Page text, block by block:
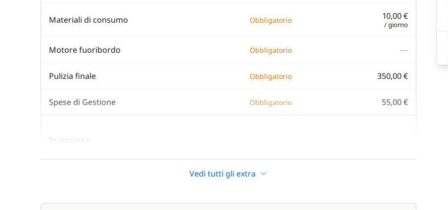
Materiali di consumo Obbligatorio 10,00 €
/ giorno
Motore fuoribordo Obbligatorio —
Pulizia finale Obbligatorio 350,00 €
Spese di Gestione Obbligatorio 55,00 €
In opzione
Paddle (SUP)
Vedi tutti gli extra